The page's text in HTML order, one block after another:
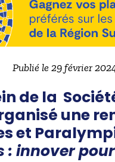
Publié le 29 février
de la
une
et
: innover